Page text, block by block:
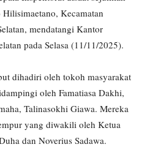
Hilisimaetano, Kecamatan
mendatangi Kantor
pada Selasa (11/11/2025).
dihadiri oleh tokoh masyarakat
oleh Famatiasa Dakhi,
Talinasokhi Giawa. Mereka
yang diwakili oleh Ketua
dan Noverius Sadawa.